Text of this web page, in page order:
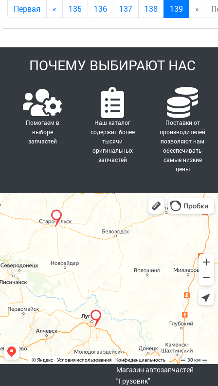
Первая « 135 136 137 138 139 »
ПОЧЕМУ ВЫБИРАЮТ НАС
Помогаем в
выборе
запчастей
Наш каталог
содержит более
тысячи
оригинальных
запчастей
Поставки от
производителей
позволяют нам
обеспечивать
самые низкие
цены
Магазин автозапчастей
"Грузовик"